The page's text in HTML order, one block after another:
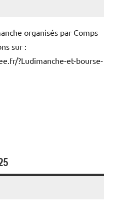
organisés par Comps
sur :
?Ludimanche-et-bourse-